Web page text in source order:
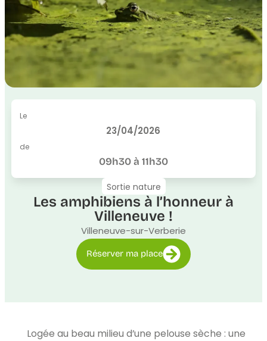
Le
23/04/2026
de
09h30 à 11h30
Sortie nature
Les amphibiens à l’honneur à
Villeneuve !
Villeneuve-sur-Verberie
Réserver ma place
Logée au beau milieu d’une pelouse sèche : une